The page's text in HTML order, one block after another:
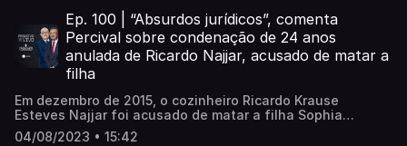
roubar o automóvel, o ator acabou baleado na cabeça. Em
razão do ato, passou meses em coma e sofreu diversas
sequelas, tais como distúrbios na fala, na motricidade e
na capacidade cognitiva. Atualmente, está em tratamento
para se recuperar. Renato Lombardi e Percival de Souza
terríveis consequências para um artista que estava no
auge da carreira. Veja também como foi a investigação e
o que aconteceu com os criminosos.
Ep. 100 | “Absurdos jurídicos”, comenta
Percival sobre condenação de 24 anos
anulada de Ricardo Najjar, acusado de matar a
filha
Em dezembro de 2015, o cozinheiro Ricardo Krause
Esteves Najjar foi acusado de matar a filha Sophia
Kissajikian Cancio Najjar, de 4 anos, no apartamento onde
04/08/2023 • 15:42